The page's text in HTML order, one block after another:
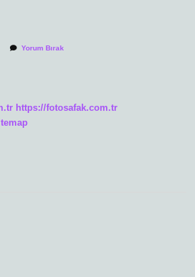
Yorum Bırak
https://fotosafak.com.tr